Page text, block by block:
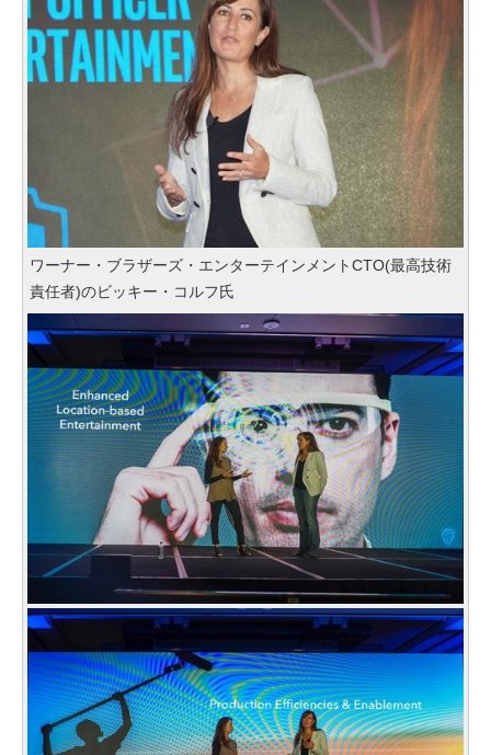
ワーナー・ブラザーズ・エンターテインメントCTO(最高技術
責任者)のビッキー・コルフ氏